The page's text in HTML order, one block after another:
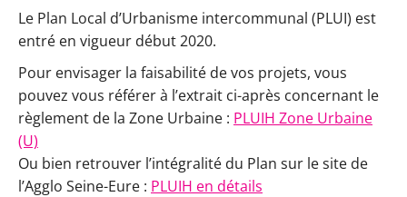
Le Plan Local d’Urbanisme intercommunal (PLUI) est
entré en vigueur début 2020.
Pour envisager la faisabilité de vos projets, vous
pouvez vous référer à l’extrait ci-après concernant le
règlement de la Zone Urbaine : PLUIH Zone Urbaine
(U)
Ou bien retrouver l’intégralité du Plan sur le site de
l’Agglo Seine-Eure : PLUIH en détails